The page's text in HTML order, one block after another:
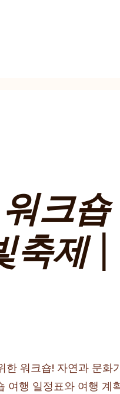
크
축제
워크숍! 자연과 문
여행 일정표와 여행